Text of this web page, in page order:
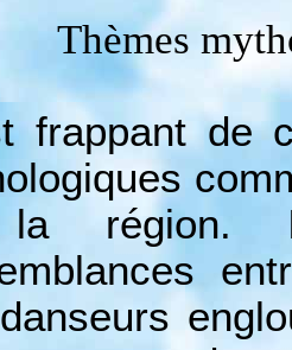
Thèmes
frappant de
région.